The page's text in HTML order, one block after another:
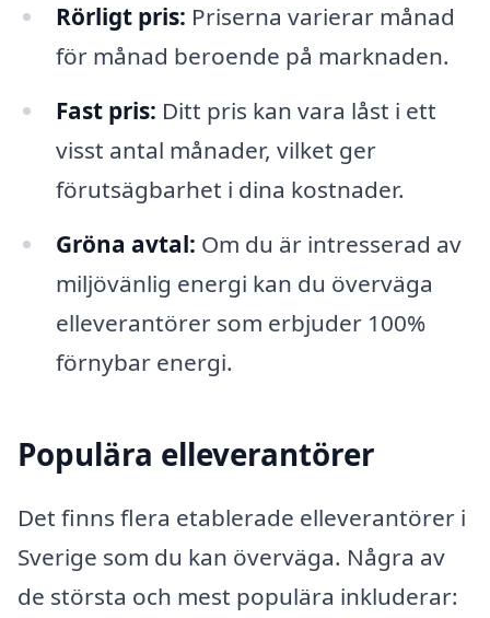
Rörligt pris: Priserna varierar månad
för månad beroende på marknaden.
Fast pris: Ditt pris kan vara låst i ett
visst antal månader, vilket ger
förutsägbarhet i dina kostnader.
Gröna avtal: Om du är intresserad av
miljövänlig energi kan du överväga
elleverantörer som erbjuder 100%
förnybar energi.
Populära elleverantörer
Det finns flera etablerade elleverantörer i
Sverige som du kan överväga. Några av
de största och mest populära inkluderar: